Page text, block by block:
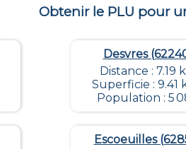
Obtenir le PLU pour
Desvres
Distance : 7.19
Superficie : 9.41
Population : 5
Escoeuilles